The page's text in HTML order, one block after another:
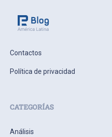
Contactos
Política de privacidad
CATEGORÍAS
Análisis